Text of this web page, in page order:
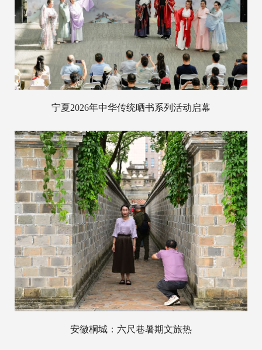
宁夏2026年中华传统晒书系列活动启幕
安徽桐城：六尺巷暑期文旅热